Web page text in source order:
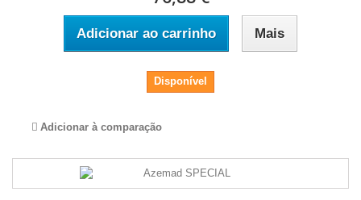
Adicionar ao carrinho Mais
Disponível
Adicionar à comparação